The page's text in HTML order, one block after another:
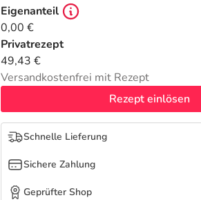
Eigenanteil
0,00 €
Privatrezept
49,43 €
Versandkostenfrei mit Rezept
Rezept einlösen
Schnelle Lieferung
Sichere Zahlung
Geprüfter Shop